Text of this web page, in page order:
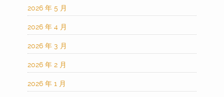
2026 年 5 月
2026 年 4 月
2026 年 3 月
2026 年 2 月
2026 年 1 月